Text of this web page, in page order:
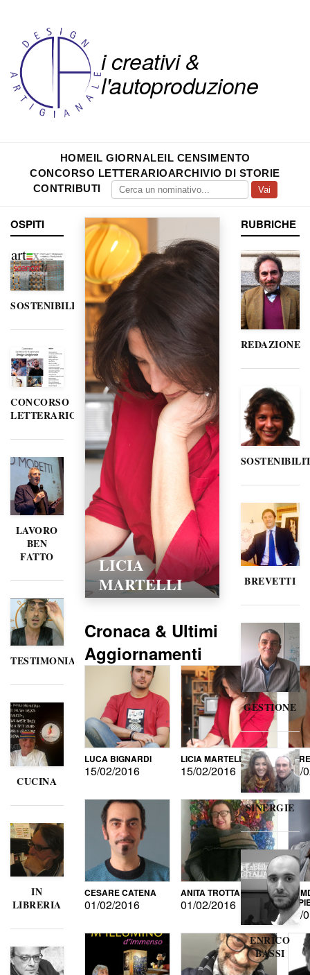
i creativi &
l'autoproduzione
HOMEIL GIORNALEIL CENSIMENTO
CONCORSO LETTERARIOARCHIVIO DI STORIE
CONTRIBUTI
Vai
OSPITI
SOSTENIBILITÀ
CONCORSO
LETTERARIO
LAVORO
BEN
FATTO
TESTIMONIANZE
CUCINA
IN
LIBRERIA
LICIA
MARTELLI
Cronaca & Ultimi
Aggiornamenti
LUCA BIGNARDI
15/02/2016
LICIA MARTELLI
15/02/2016 15/
CESARE CATENA
01/02/2016
ANITA TROTTA
01/02/2016 DI
15/
RUBRICHE
REDAZIONE
BREVETTI
GESTIONE
SINERGIE
ENRICO
BASSI